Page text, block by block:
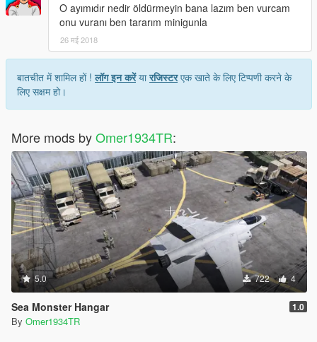
O ayımıdır nedir öldürmeyin bana lazım ben vurcam
onu vuranı ben tararım minigunla
26 मई 2018
बातचीत में शामिल हों !लॉग इन करेंयारजिस्टरएक खाते के लिए टिप्पणी करने के
लिए सक्षम हो।
More mods byOmer1934TR:
5.0 722 4
Sea Monster Hangar 1.0
By Omer1934TR